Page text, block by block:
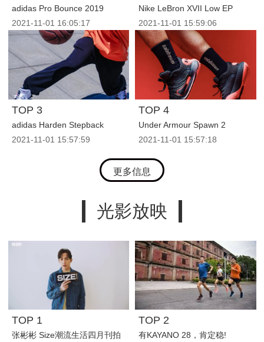
adidas Pro Bounce 2019
2021-11-01 16:05:17
Nike LeBron XVII Low EP
2021-11-01 15:59:06
TOP 3
adidas Harden Stepback
2021-11-01 15:57:59
TOP 4
Under Armour Spawn 2
2021-11-01 15:57:18
更多信息
光影放映
TOP 1
张彬彬 Size潮流生活四月刊拍
TOP 2
有KAYANO 28，肯定稳!